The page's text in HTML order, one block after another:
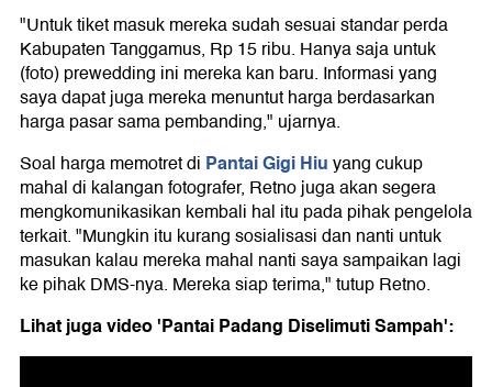
"Untuk tiket masuk mereka sudah sesuai standar perda
Kabupaten Tanggamus, Rp 15 ribu. Hanya saja untuk
(foto) prewedding ini mereka kan baru. Informasi yang
saya dapat juga mereka menuntut harga berdasarkan
harga pasar sama pembanding," ujarnya.
Soal harga memotret di Pantai Gigi Hiuyang cukup
mahal di kalangan fotografer, Retno juga akan segera
mengkomunikasikan kembali hal itu pada pihak pengelola
terkait. "Mungkin itu kurang sosialisasi dan nanti untuk
masukan kalau mereka mahal nanti saya sampaikan lagi
ke pihak DMS-nya. Mereka siap terima," tutup Retno.
Lihat juga video 'Pantai Padang Diselimuti Sampah':